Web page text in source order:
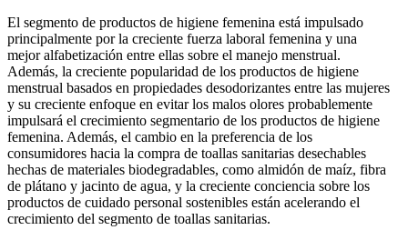
El segmento de productos de higiene femenina está impulsado
principalmente por la creciente fuerza laboral femenina y una
mejor alfabetización entre ellas sobre el manejo menstrual.
Además, la creciente popularidad de los productos de higiene
menstrual basados ​​en propiedades desodorizantes entre las mujeres
y su creciente enfoque en evitar los malos olores probablemente
impulsará el crecimiento segmentario de los productos de higiene
femenina. Además, el cambio en la preferencia de los
consumidores hacia la compra de toallas sanitarias desechables
hechas de materiales biodegradables, como almidón de maíz, fibra
de plátano y jacinto de agua, y la creciente conciencia sobre los
productos de cuidado personal sostenibles están acelerando el
crecimiento del segmento de toallas sanitarias.